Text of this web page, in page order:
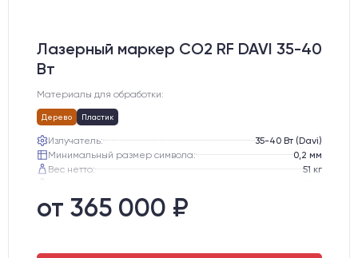
Лазерный маркер CO2 RF DAVI 35-40
Вт
Материалы для обработки:
Дерево Пластик
Излучатель:
35-40 Вт (Davi)
Минимальный размер символа:
0,2 мм
Вес нетто:
51 кг
Транспортный габарит станка, мм:
от 365 000 ₽